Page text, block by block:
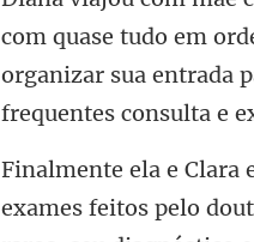
m quase tudo em
organizar sua ent
exames feitos pelo